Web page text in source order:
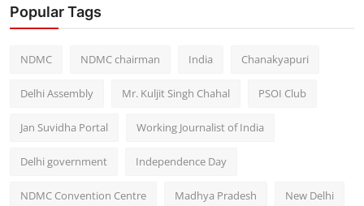
Popular Tags
NDMC NDMC chairman India Chanakyapuri
Delhi Assembly Mr. Kuljit Singh Chahal PSOI Club
Jan Suvidha Portal Working Journalist of India
Delhi government Independence Day
NDMC Convention Centre Madhya Pradesh New Delhi